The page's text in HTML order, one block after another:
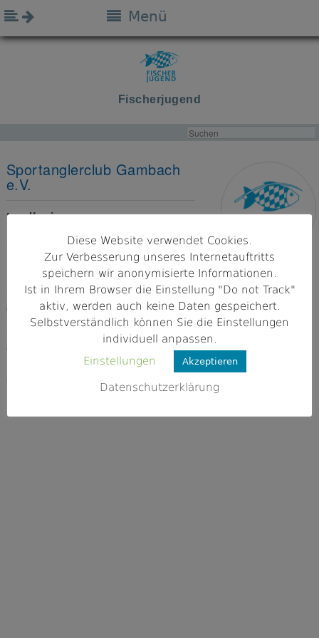
Fischerjugend
Menü
Sportanglerclub Gambach
e.V.
Landkreis
Unterfranken
Adresse
97753 Karlstadt
Webseite
http://www.sportanglerclub-gambach.
de/
Diese Website verwendet Cookies.
Zur Verbesserung unseres Internetauftritts
speichern wir anonymisierte Informationen.
Ist in Ihrem Browser die Einstellung "Do not Track"
aktiv, werden auch keine Daten gespeichert.
Selbstverständlich können Sie die Einstellungen
individuell anpassen.
Einstellungen
Akzeptieren
Datenschutzerklärung